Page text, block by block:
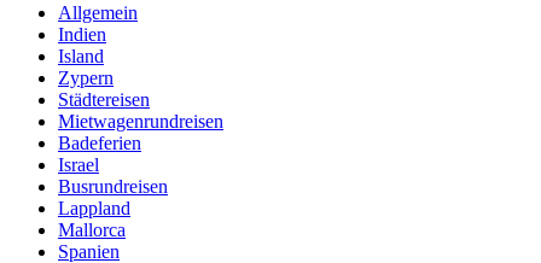
Allgemein
Indien
Island
Zypern
Städtereisen
Mietwagenrundreisen
Badeferien
Israel
Busrundreisen
Lappland
Mallorca
Spanien